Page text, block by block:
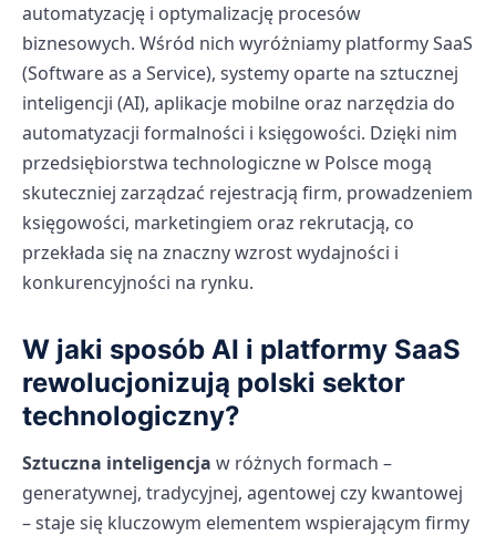
automatyzację i optymalizację procesów
biznesowych. Wśród nich wyróżniamy platformy SaaS
(Software as a Service), systemy oparte na sztucznej
inteligencji (AI), aplikacje mobilne oraz narzędzia do
automatyzacji formalności i księgowości. Dzięki nim
przedsiębiorstwa technologiczne w Polsce mogą
skuteczniej zarządzać rejestracją firm, prowadzeniem
księgowości, marketingiem oraz rekrutacją, co
przekłada się na znaczny wzrost wydajności i
konkurencyjności na rynku.
W jaki sposób AI i platformy SaaS
rewolucjonizują polski sektor
technologiczny?
Sztuczna inteligencja w różnych formach –
generatywnej, tradycyjnej, agentowej czy kwantowej
– staje się kluczowym elementem wspierającym firmy